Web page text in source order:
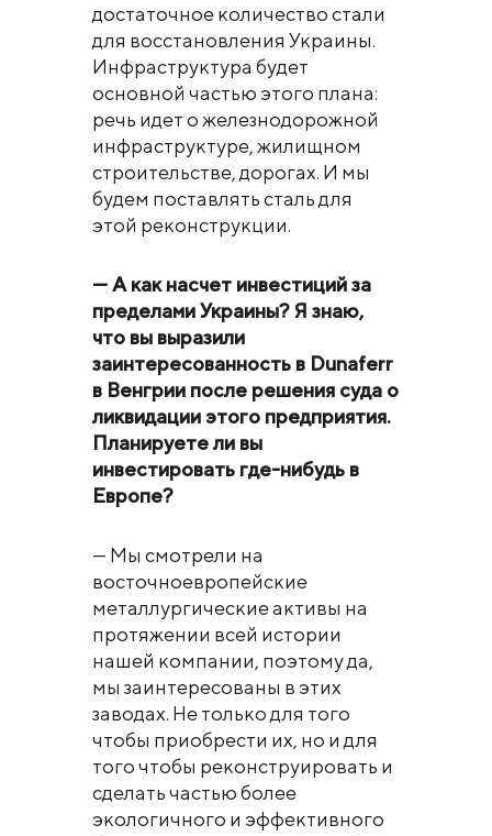
достаточное количество стали
для восстановления Украины.
Инфраструктура будет
основной частью этого плана:
речь идет о железнодорожной
инфраструктуре, жилищном
строительстве, дорогах. И мы
будем поставлять сталь для
этой реконструкции.
— А как насчет инвестиций за
пределами Украины? Я знаю,
что вы выразили
заинтересованность в Dunaferr
в Венгрии после решения суда о
ликвидации этого предприятия.
Планируете ли вы
инвестировать где-нибудь в
Европе?
— Мы смотрели на
восточноевропейские
металлургические активы на
протяжении всей истории
нашей компании, поэтому да,
мы заинтересованы в этих
заводах. Не только для того
чтобы приобрести их, но и для
того чтобы реконструировать и
сделать частью более
экологичного и эффективного